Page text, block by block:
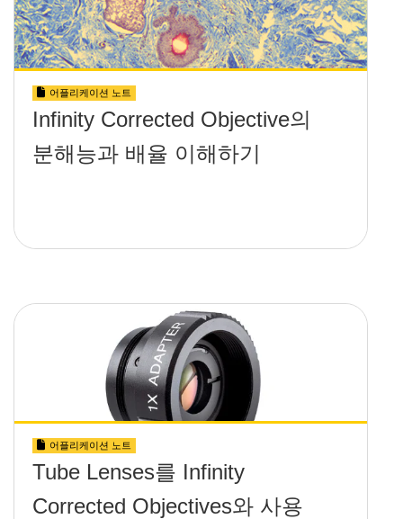
어플리케이션 노트
Infinity Corrected Objective의
분해능과 배율 이해하기
어플리케이션 노트
Tube Lenses를 Infinity
Corrected Objectives와 사용